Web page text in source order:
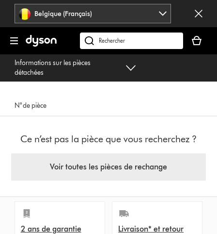
Sauter
pages
Belgique (Français)
Rechercher
des
produits
panier
est
Informations sur les pièces
détachées
N° de pièce
Ce n’est pas la pièce que vous recherchez ?
Voir toutes les pièces de rechange
2 ans de garantie
Livraison* et retour